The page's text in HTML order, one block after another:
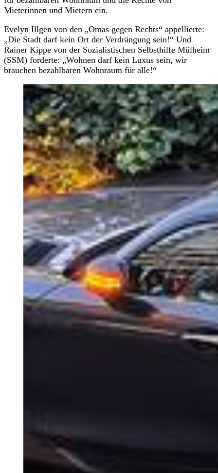
Mieterinnen und Mietern ein.
Evelyn Illgen von den „Omas gegen Rechts“ appellierte:
„Die Stadt darf kein Ort der Verdrängung sein!“ Und
Rainer Kippe von der Sozialistischen Selbsthilfe Mülheim
(SSM) forderte: „Wohnen darf kein Luxus sein, wir
brauchen bezahlbaren Wohnraum für alle!“